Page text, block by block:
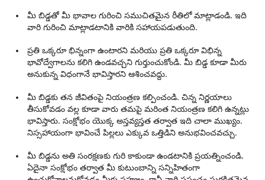
మీ బిడ్డతో మీ భావాల గురించి సముచితమైన రీతిలో మాట్లాడండి. ఇది
వారి గురించి మాట్లాడటానికి వారికి సహాయపడుతుంది.
ప్రతి ఒక్కరూ భిన్నంగా ఉంటారని మరియు ప్రతి ఒక్కరూ విభిన్న
భావోద్వేగాలను కలిగి ఉండవచ్చని గుర్తుంచుకోండి. మీ బిడ్డ కూడా మీరు
అనుకున్న విధంగానే భావిస్తారని ఆశించవద్దు.
మీ బిడ్డకు తన జీవితంపై నియంత్రణ కల్పించండి. చిన్న నిర్ణయాలు
తీసుకోవడం వల్ల కూడా వారు తమపై మరింత నియంత్రణ కలిగి ఉన్నట్లు
భావిస్తారు. సంక్షోభం యొక్క అస్తవ్యస్తత తర్వాత ఇది చాలా ముఖ్యం.
నిస్సహాయంగా భావించే పిల్లలు ఎక్కువ ఒత్తిడిని అనుభవించవచ్చు.
మీ బిడ్డను అతి సంరక్షణకు గురి కాకుండా ఉండటానికి ప్రయత్నించండి.
ఏదైనా సంక్షోభం తర్వాత మీ కుటుంబాన్ని సన్నిహితంగా